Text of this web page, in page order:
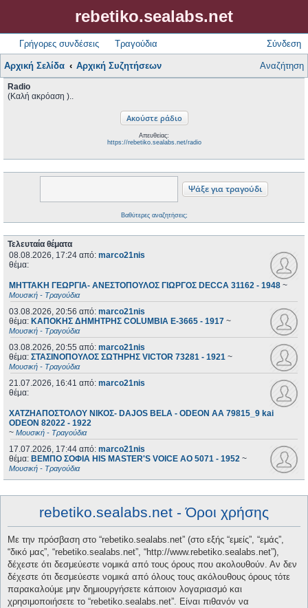
rebetiko.sealabs.net
Γρήγορες συνδέσεις Τραγούδια Σύνδεση
Αρχική Σελίδα Αρχική Συζητήσεων Αναζήτηση
Radio
(Καλή ακρόαση )..
Απευθείας:
https://rebetiko.sealabs.net/radio
Βαθύτερες αναζητήσεις;
Τελευταία θέματα
08.08.2026, 17:24 από: marco21nis
θέμα:
ΜΗΤΤΑΚΗ ΓΕΩΡΓΙΑ- ΑΝΕΣΤΟΠΟΥΛΟΣ ΓΙΩΡΓΟΣ DECCA 31162 - 1948 ~
Μουσική - Τραγούδια
03.08.2026, 20:56 από: marco21nis
θέμα: ΚΑΠΟΚΗΣ ΔΗΜΗΤΡΗΣ COLUMBIA E-3665 - 1917 ~
Μουσική - Τραγούδια
03.08.2026, 20:55 από: marco21nis
θέμα: ΣΤΑΣΙΝΟΠΟΥΛΟΣ ΣΩΤΗΡΗΣ VICTOR 73281 - 1921 ~
Μουσική - Τραγούδια
21.07.2026, 16:41 από: marco21nis
θέμα:
ΧΑΤΖΗΑΠΟΣΤΟΛΟΥ ΝΙΚΟΣ- DAJOS BELA - ODEON AA 79815_9 kai
ODEON 82022 - 1922
~ Μουσική - Τραγούδια
17.07.2026, 17:44 από: marco21nis
θέμα: ΒΕΜΠΟ ΣΟΦΙΑ HIS MASTER'S VOICE AO 5071 - 1952 ~
Μουσική - Τραγούδια
rebetiko.sealabs.net - Όροι χρήσης
Με την πρόσβαση στο “rebetiko.sealabs.net” (στο εξής “εμείς”, “εμάς”,
“δικό μας”, “rebetiko.sealabs.net”, “http://www.rebetiko.sealabs.net”),
δέχεστε ότι δεσμεύεστε νομικά από τους όρους που ακολουθούν. Αν δεν
δέχεστε ότι δεσμεύεστε νομικά από όλους τους ακόλουθους όρους τότε
παρακαλούμε μην δημιουργήσετε κάποιον λογαριασμό και
χρησιμοποιήσετε το “rebetiko.sealabs.net”. Είναι πιθανόν να